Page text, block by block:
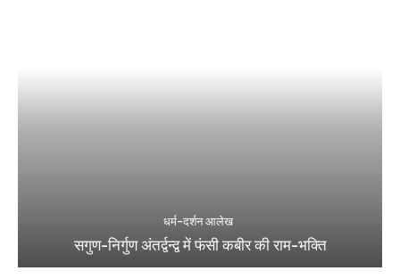
धर्म-दर्शन आलेख
सगुण-निर्गुण अंतर्द्वन्द्व में फंसी कबीर की राम-भक्ति